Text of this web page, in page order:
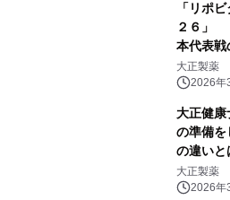
「リポ
２
本代表戦
大正製薬
2026年
大正健康
の準備を
の違いと
大正製薬
2026年